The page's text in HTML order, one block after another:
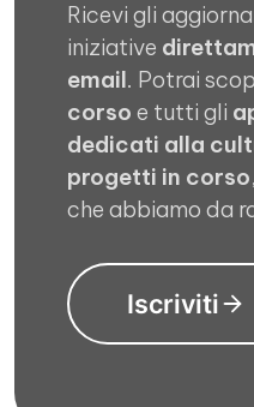
Ricevi gli
iniziative
email. Potrai
corso e tutti gli
dedicati alla
progetti in corso
che abbiamo da
Iscriviti